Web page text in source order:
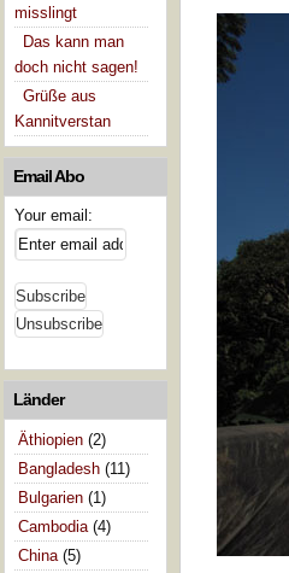
misslingt
Das kann man
doch nicht sagen!
Grüße aus
Kannitverstan
Email Abo
Your email:
Länder
Äthiopien (2)
Bangladesh (11)
Bulgarien (1)
Cambodia (4)
China (5)